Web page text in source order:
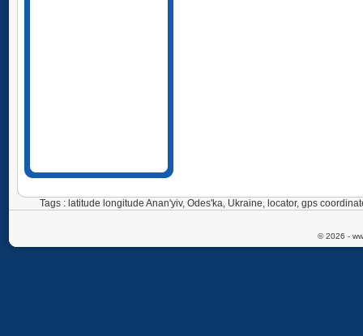
Tags : latitude longitude Anan'yiv, Odes'ka, Ukraine, locator, gps
© 2026 -